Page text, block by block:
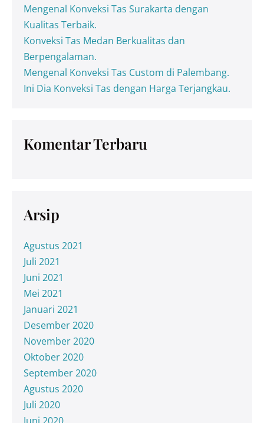
Mengenal Konveksi Tas Surakarta dengan
Kualitas Terbaik.
Konveksi Tas Medan Berkualitas dan
Berpengalaman.
Mengenal Konveksi Tas Custom di Palembang.
Ini Dia Konveksi Tas dengan Harga Terjangkau.
Komentar Terbaru
Arsip
Agustus 2021
Juli 2021
Juni 2021
Mei 2021
Januari 2021
Desember 2020
November 2020
Oktober 2020
September 2020
Agustus 2020
Juli 2020